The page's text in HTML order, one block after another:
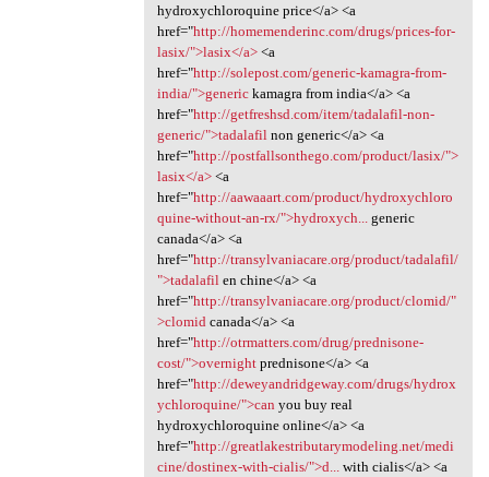
hydroxychloroquine price</a> <a
href="http://homemenderinc.com/drugs/prices-for-
lasix/">lasix</a><a
href="http://solepost.com/generic-kamagra-from-
india/">generickamagra from india</a> <a
href="http://getfreshsd.com/item/tadalafil-non-
generic/">tadalafilnon generic</a> <a
href="http://postfallsonthego.com/product/lasix/">
lasix</a><a
href="http://aawaaart.com/product/hydroxychloro
quine-without-an-rx/">hydroxych...generic
canada</a> <a
href="http://transylvaniacare.org/product/tadalafil/
">tadalafilen chine</a> <a
href="http://transylvaniacare.org/product/clomid/"
>clomidcanada</a> <a
href="http://otrmatters.com/drug/prednisone-
cost/">overnightprednisone</a> <a
href="http://deweyandridgeway.com/drugs/hydrox
ychloroquine/">can you buy real
hydroxychloroquine online</a> <a
href="http://greatlakestributarymodeling.net/medi
cine/dostinex-with-cialis/">d...with cialis</a> <a